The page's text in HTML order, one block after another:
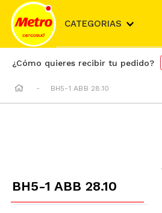
CATEGORIAS
¿Cómo quieres recibir tu pedido?
BH5-1 ABB 28.10
BH5-1 ABB 28.10